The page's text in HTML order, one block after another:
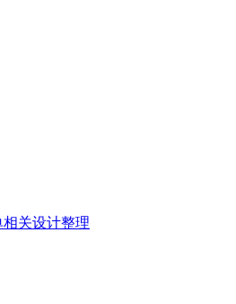
关设计整理